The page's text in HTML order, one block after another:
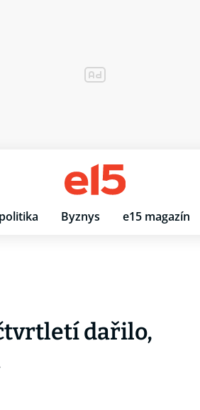
Byznys e15 magazín
dařilo,